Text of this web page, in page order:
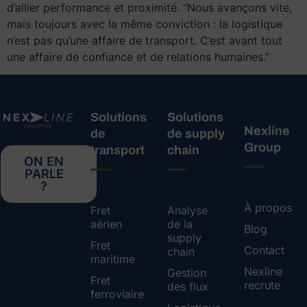
d’allier performance et proximité. “Nous avançons vite,
mais toujours avec la même conviction : la logistique
n’est pas qu’une affaire de transport. C’est avant tout
une affaire de confiance et de relations humaines.”
ON EN
PARLE
?
Solutions
de
transport
Fret
aérien
Fret
maritime
Fret
ferroviaire
Solutions
de supply
chain
Analyse
de la
supply
chain
Gestion
des flux
Nexline
Group
À propos
Blog
Contact
Nexline
recrute